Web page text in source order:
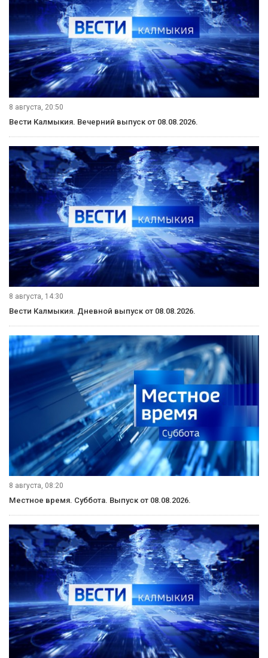
8 августа, 20:50
Вести Калмыкия. Вечерний выпуск от 08.08.2026.
8 августа, 14:30
Вести Калмыкия. Дневной выпуск от 08.08.2026.
8 августа, 08:20
Местное время. Суббота. Выпуск от 08.08.2026.